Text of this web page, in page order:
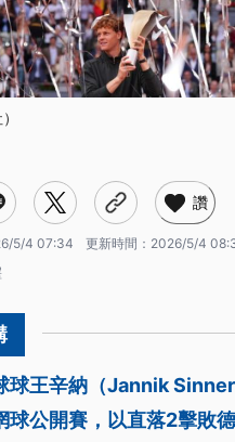
讚
5/4 07:34 更新時間： 2026/5/4
球王辛納（Jannik
球公開賽，以直落2擊敗